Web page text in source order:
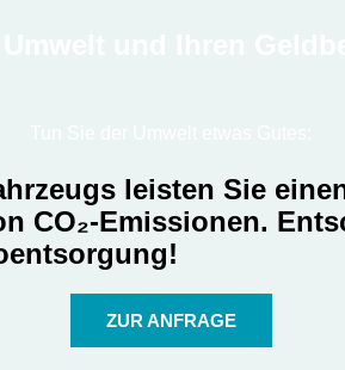
leisten Sie
CO₂-Emissionen.
ZUR ANFRAGE